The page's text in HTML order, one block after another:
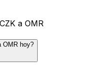
a OMR
OMR hoy?